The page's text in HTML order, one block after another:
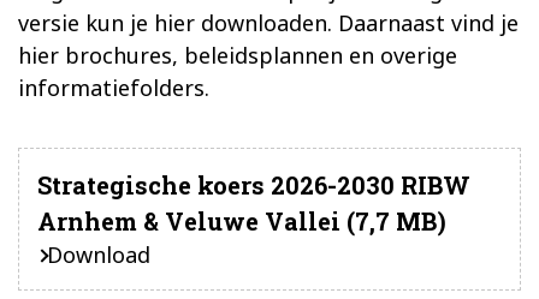
versie kun je hier downloaden. Daarnaast vind je
hier brochures, beleidsplannen en overige
informatiefolders.
Strategische koers 2026-2030 RIBW
Arnhem & Veluwe Vallei (7,7 MB)
Download